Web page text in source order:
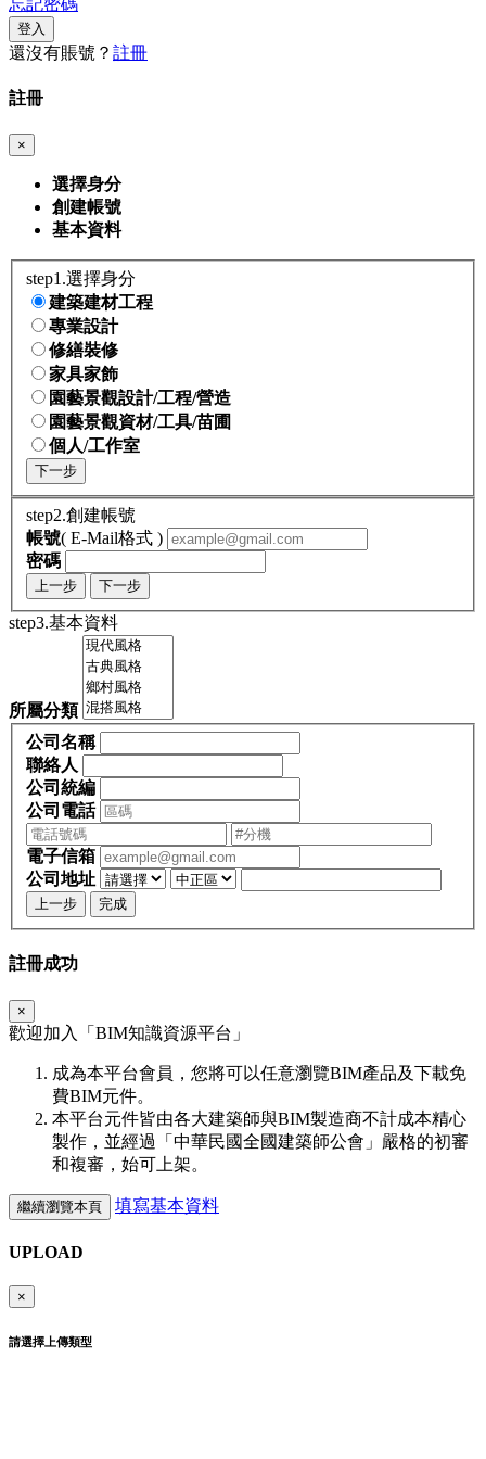
登入
還沒有賬號？ 註冊
註冊
×
選擇身分
創建帳號
基本資料
step1.選擇身分
建築建材工程
專業設計
修繕裝修
家具家飾
園藝景觀設計/工程/營造
園藝景觀資材/工具/苗圃
個人/工作室
下一步
step2.創建帳號
帳號( E-Mail格式 )
密碼
上一步 下一步
step3.基本資料
所屬分類
公司名稱
聯絡人
公司統編
公司電話
電子信箱
公司地址
上一步 完成
註冊成功
×
歡迎加入「 BIM知識資源平台」
成為本平台會員，您將可以任意瀏覽BIM產品及下載免
費BIM元件。
本平台元件皆由各大建築師與BIM製造商不計成本精心
製作，並經過「中華民國全國建築師公會」嚴格的初審
和複審，始可上架。
繼續瀏覽本頁 填寫基本資料
UPLOAD
×
請選擇上傳類型